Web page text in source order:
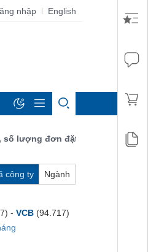
nhập | English
đơn đặt hàng mới và xuất
công ty Ngành
- VCB (94.717)